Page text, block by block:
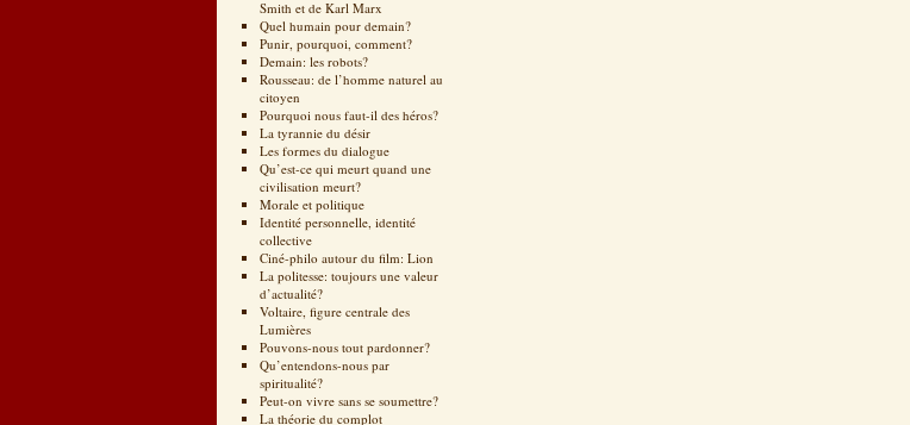
Smith et de Karl Marx
Quel humain pour demain?
Punir, pourquoi, comment?
Demain: les robots?
Rousseau: de l’homme naturel au
citoyen
Pourquoi nous faut-il des héros?
La tyrannie du désir
Les formes du dialogue
Qu’est-ce qui meurt quand une
civilisation meurt?
Morale et politique
Identité personnelle, identité
collective
Ciné-philo autour du film: Lion
La politesse: toujours une valeur
d’actualité?
Voltaire, figure centrale des
Lumières
Pouvons-nous tout pardonner?
Qu’entendons-nous par
spiritualité?
Peut-on vivre sans se soumettre?
La théorie du complot